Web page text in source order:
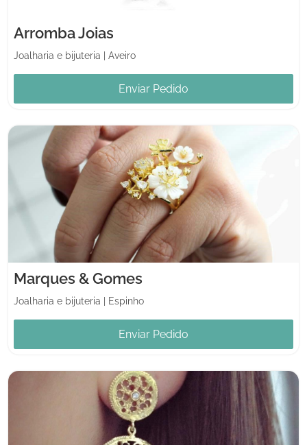
Arromba Joias
Joalharia e bijuteria Aveiro
Enviar Pedido
Marques & Gomes
Joalharia e bijuteria Espinho
Enviar Pedido